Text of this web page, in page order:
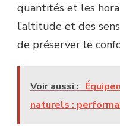
quantités et les
l’altitude et des
de préserver le
Voir aussi :
naturels :